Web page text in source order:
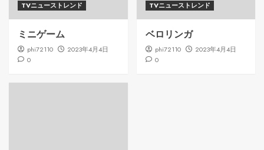
TVニューストレンド
ミニゲーム
phi72110
2023年4月4日
0
TVニューストレンド
ベロリンガ
phi72110
2023年4月4日
0